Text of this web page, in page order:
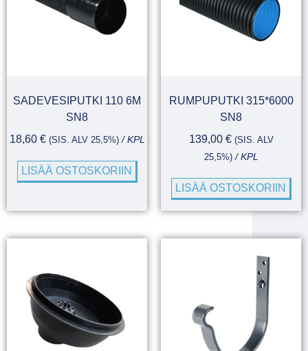
SADEVESIPUTKI 110 6M
SN8
18,60 € (SIS. ALV 25,5%)/ KPL
LISÄÄ OSTOSKORIIN
RUMPUPUTKI 315*6000
SN8
139,00 € (SIS. ALV
25,5%)/ KPL
LISÄÄ OSTOSKORIIN